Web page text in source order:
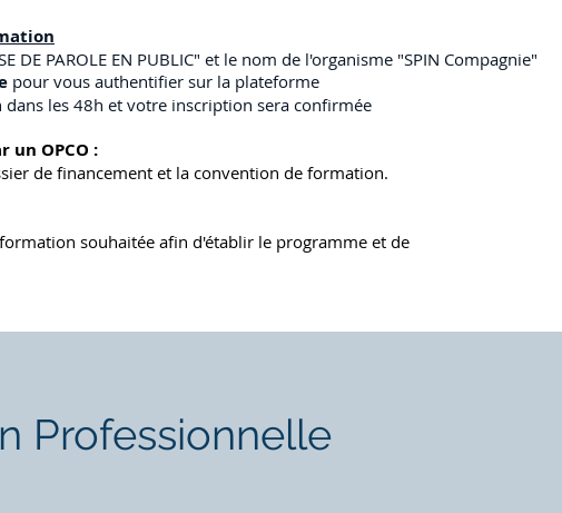
PAROLE EN PUBLIC" et le nom de l'organisme "SPIN Compagnie"
pour vous authentifier sur la plateforme
les 48h et votre inscription sera confirmée
un OPCO :
de financement et la convention de formation.
souhaitée afin d'établir le programme et de
Professionnelle